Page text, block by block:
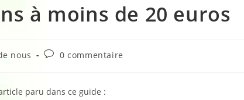
à moins de 20 euros
nous
Commentaires
publication :
0 commentaire
paru dans ce guide :